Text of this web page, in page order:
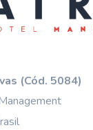
(Cód. 5084)